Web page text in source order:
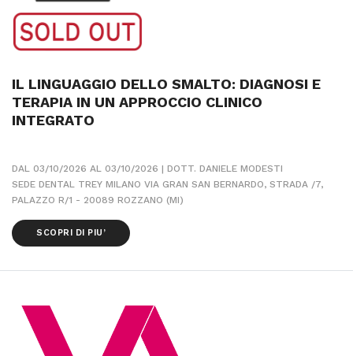
IL LINGUAGGIO DELLO SMALTO: DIAGNOSI E
TERAPIA IN UN APPROCCIO CLINICO
INTEGRATO
DAL 03/10/2026 AL 03/10/2026 | DOTT. DANIELE MODESTI
SEDE DENTAL TREY MILANO VIA GRAN SAN BERNARDO, STRADA /7,
PALAZZO R/1 - 20089 ROZZANO (MI)
SCOPRI DI PIU’